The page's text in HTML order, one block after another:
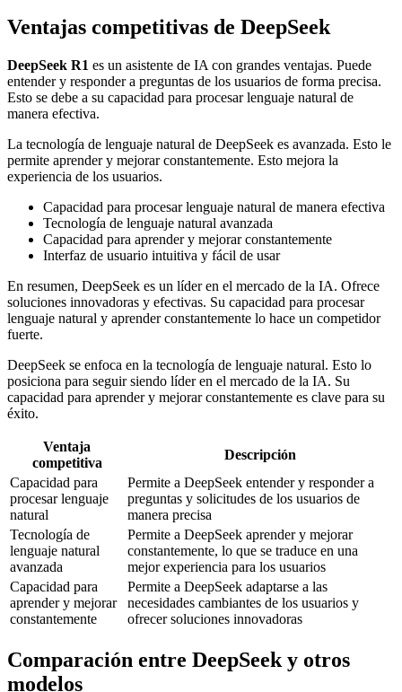
Ventajas competitivas de DeepSeek
DeepSeek R1 es un asistente de IA con grandes ventajas. Puede
entender y responder a preguntas de los usuarios de forma precisa.
Esto se debe a su capacidad para procesar lenguaje natural de
manera efectiva.
La tecnología de lenguaje natural de DeepSeek es avanzada. Esto le
permite aprender y mejorar constantemente. Esto mejora la
experiencia de los usuarios.
Capacidad para procesar lenguaje natural de manera efectiva
Tecnología de lenguaje natural avanzada
Capacidad para aprender y mejorar constantemente
Interfaz de usuario intuitiva y fácil de usar
En resumen, DeepSeek es un líder en el mercado de la IA. Ofrece
soluciones innovadoras y efectivas. Su capacidad para procesar
lenguaje natural y aprender constantemente lo hace un competidor
fuerte.
DeepSeek se enfoca en la tecnología de lenguaje natural. Esto lo
posiciona para seguir siendo líder en el mercado de la IA. Su
capacidad para aprender y mejorar constantemente es clave para su
éxito.
Ventaja
competitiva
Descripción
Capacidad para
procesar lenguaje
natural
Permite a DeepSeek entender y responder a
preguntas y solicitudes de los usuarios de
manera precisa
Tecnología de
lenguaje natural
avanzada
Permite a DeepSeek aprender y mejorar
constantemente, lo que se traduce en una
mejor experiencia para los usuarios
Capacidad para
aprender y mejorar
constantemente
Permite a DeepSeek adaptarse a las
necesidades cambiantes de los usuarios y
ofrecer soluciones innovadoras
Comparación entre DeepSeek y otros
modelos